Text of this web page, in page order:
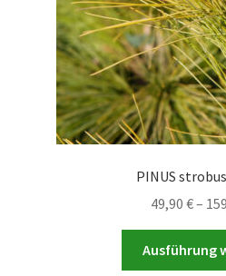
PINUS strobus
49,90 €–
Ausführung